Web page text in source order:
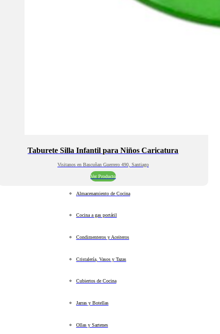
Taburete Silla Infantil para Niños Caricatura
Visitanos en Bascuñan Guerrero 490, Santiago
Ver Producto
Almacenamiento de Cocina
Cocina a gas portátil
Condimenteros y Aceiteros
Cristalería, Vasos y Tazas
Cubiertos de Cocina
Jarras y Botellas
Ollas y Sartenes